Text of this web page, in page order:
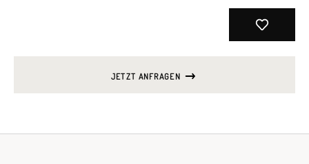
JETZT ANFRAGEN